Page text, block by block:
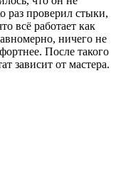
раз проверил стыки,
всё работает как
ничего не
После такого
зависит от мастера.